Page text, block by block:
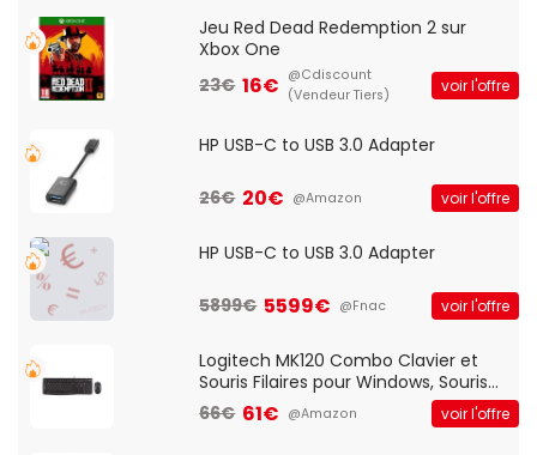
Jeu Red Dead Redemption 2 sur
Xbox One
23€ 16€ @Cdiscount
(Vendeur Tiers)
voir l'offre
HP USB-C to USB 3.0 Adapter
26€ 20€ @Amazon voir l'offre
HP USB-C to USB 3.0 Adapter
5899€ 5599€ @Fnac voir l'offre
Logitech MK120 Combo Clavier et
Souris Filaires pour Windows, Souris
Optique Filaire, Connexion USB Plug
And Play, Confortable, Taille
66€ 61€ @Amazon voir l'offre